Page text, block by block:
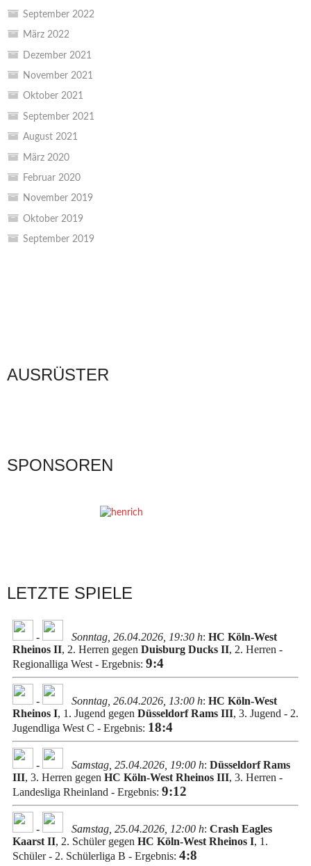
September 2022
März 2022
Dezember 2021
November 2021
Oktober 2021
September 2021
August 2021
März 2020
Februar 2020
November 2019
Oktober 2019
September 2019
AUSRÜSTER
SPONSOREN
LETZTE SPIELE